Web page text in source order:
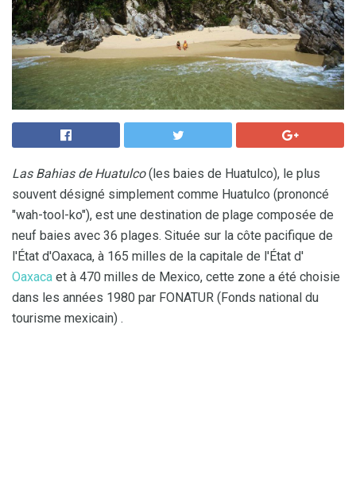
Las Bahias de Huatulco(les baies de Huatulco), le plus
souvent désigné simplement comme Huatulco (prononcé
"wah-tool-ko"), est une destination de plage composée de
neuf baies avec 36 plages. Située sur la côte pacifique de
l'État d'Oaxaca, à 165 milles de la capitale de l'État d'
Oaxaca et à 470 milles de Mexico, cette zone a été choisie
dans les années 1980 par FONATUR (Fonds national du
tourisme mexicain) .